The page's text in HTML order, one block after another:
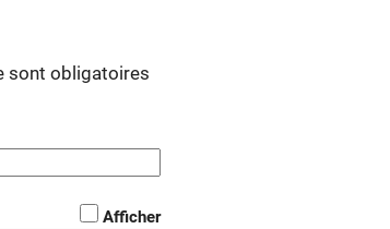
sont obligatoires
Afficher